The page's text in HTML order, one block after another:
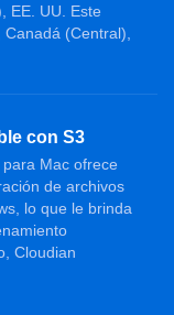
EE. UU. Este
(Central),
con S3
Mac ofrece
de archivos
lo que le brinda
Cloudian